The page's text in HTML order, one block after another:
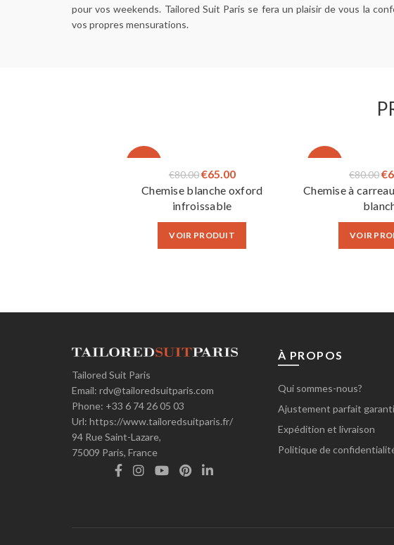
pour vos weekends. Tailored Suit Paris se fera un plaisir de vous la
vos propres mensurations.
€80.00Le
prix
initial
était :
€65.00Le
prix
est :
Chemise blanche oxford
infroissable
VOIR PRODUIT
€80.00Le
€
Chemise à
VOIR
Tailored Suit Paris
Email: rdv@tailoredsuitparis.com
Phone: +33 6 74 26 05 03
Url: https://www.tailoredsuitparis.fr/
94 Rue Saint-Lazare,
75009 Paris, France
À PROPOS
Qui sommes-nous?
Ajustement parfait garanti
Expédition et livraison
Politique de